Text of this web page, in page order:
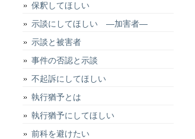
保釈してほしい
示談にしてほしい ―加害者―
示談と被害者
事件の否認と示談
不起訴にしてほしい
執行猶予とは
執行猶予にしてほしい
前科を避けたい